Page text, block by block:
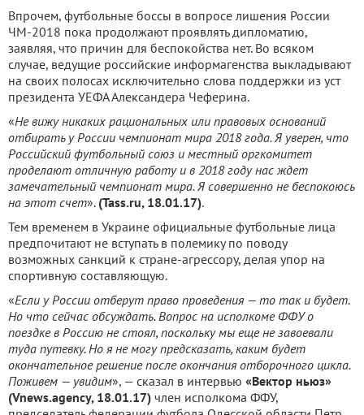
Впрочем, футбольные боссы в вопросе лишения России
ЧМ-2018 пока продолжают проявлять дипломатию,
заявляя, что причин для беспокойства нет. Во всяком
случае, ведущие российские информагенства выкладывают
на своих полосах исключительно слова поддержки из уст
президента УЕФА Александера Чеферина.
«Не вижу никаких рациональных или правовых оснований
отбирать у России чемпионат мира 2018 года. Я уверен, что
Российский футбольный союз и местный оргкомитет
проделают отличную работу и в 2018 году нас ждет
замечательный чемпионат мира. Я совершенно не беспокоюсь
на этот счет». (Tass.ru, 18.01.17).
Тем временем в Украине официальные футбольные лица
предпочитают не вступать в полемику по поводу
возможных санкций к стране-агрессору, делая упор на
спортивную составляющую.
«Если у России отберут право проведения — то так и будет.
Но что сейчас обсуждать. Вопрос на исполкоме ФФУ о
поездке в Россию не стоял, поскольку мы еще не завоевали
туда путевку. Но я не могу предсказать, каким будет
окончательное решение после окончания отборочного цикла.
Поживем — увидим», — сказал в интервью «Вектор ньюз»
(Vnews.agency, 18.01.17) член исполкома ФФУ,